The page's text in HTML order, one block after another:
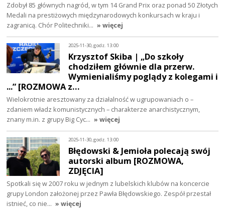
Zdobył 85 głównych nagród, w tym 14 Grand Prix oraz ponad 50 Złotych
Medali na prestiżowych międzynarodowych konkursach w kraju i
zagranicą. Chór Politechniki… » więcej
2025-11-30, godz. 13:00
Krzysztof Skiba | „Do szkoły
chodziłem głównie dla przerw.
Wymienialiśmy poglądy z kolegami i
...” [ROZMOWA z…
Wielokrotnie aresztowany za działalność w ugrupowaniach o –
zdaniem władz komunistycznych – charakterze anarchistycznym,
znany m.in. z grupy Big Cyc… » więcej
2025-11-30, godz. 13:00
Błędowski & Jemioła polecają swój
autorski album [ROZMOWA,
ZDJĘCIA]
Spotkali się w 2007 roku w jednym z lubelskich klubów na koncercie
grupy London założonej przez Pawła Błędowskiego. Zespół przestał
istnieć, co nie… » więcej